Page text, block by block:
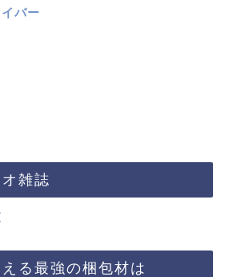
バー
雑誌
る最強の梱包材は